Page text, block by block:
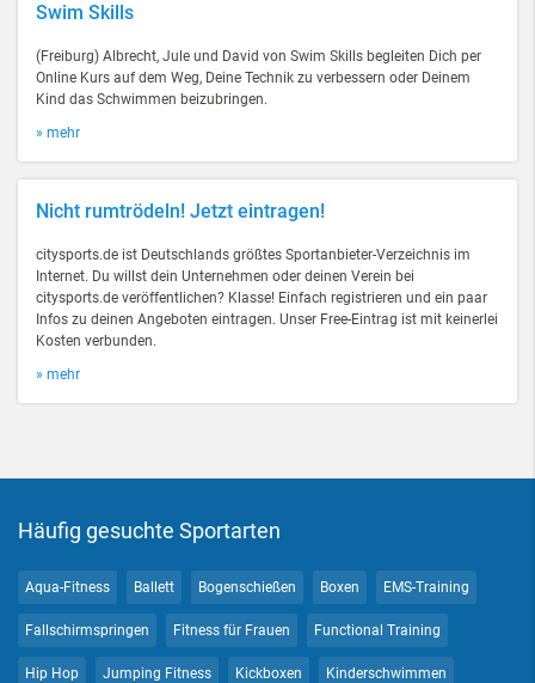
Swim Skills
(Freiburg) Albrecht, Jule und David von Swim Skills begleiten Dich per
Online Kurs auf dem Weg, Deine Technik zu verbessern oder Deinem
Kind das Schwimmen beizubringen.
» mehr
Nicht rumtrödeln! Jetzt eintragen!
citysports.de ist Deutschlands größtes Sportanbieter-Verzeichnis im
Internet. Du willst dein Unternehmen oder deinen Verein bei
citysports.de veröffentlichen? Klasse! Einfach registrieren und ein paar
Infos zu deinen Angeboten eintragen. Unser Free-Eintrag ist mit keinerlei
Kosten verbunden.
» mehr
Häufig gesuchte Sportarten
Aqua-Fitness Ballett Bogenschießen Boxen EMS-Training
Fallschirmspringen Fitness für Frauen Functional Training
Hip Hop Jumping Fitness Kickboxen Kinderschwimmen